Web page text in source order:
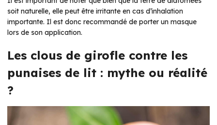
soit naturelle, elle peut être irritante en cas d’inhalation
importante. Il est donc recommandé de porter un masque
lors de son application.
Les clous de girofle contre les
punaises de lit : mythe ou réalité
?